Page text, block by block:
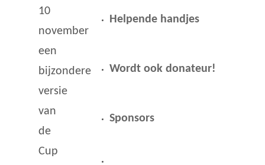
10
november
een
bijzondere
versie
van
de
Cup
Helpende handjes
Wordt ook donateur!
Sponsors